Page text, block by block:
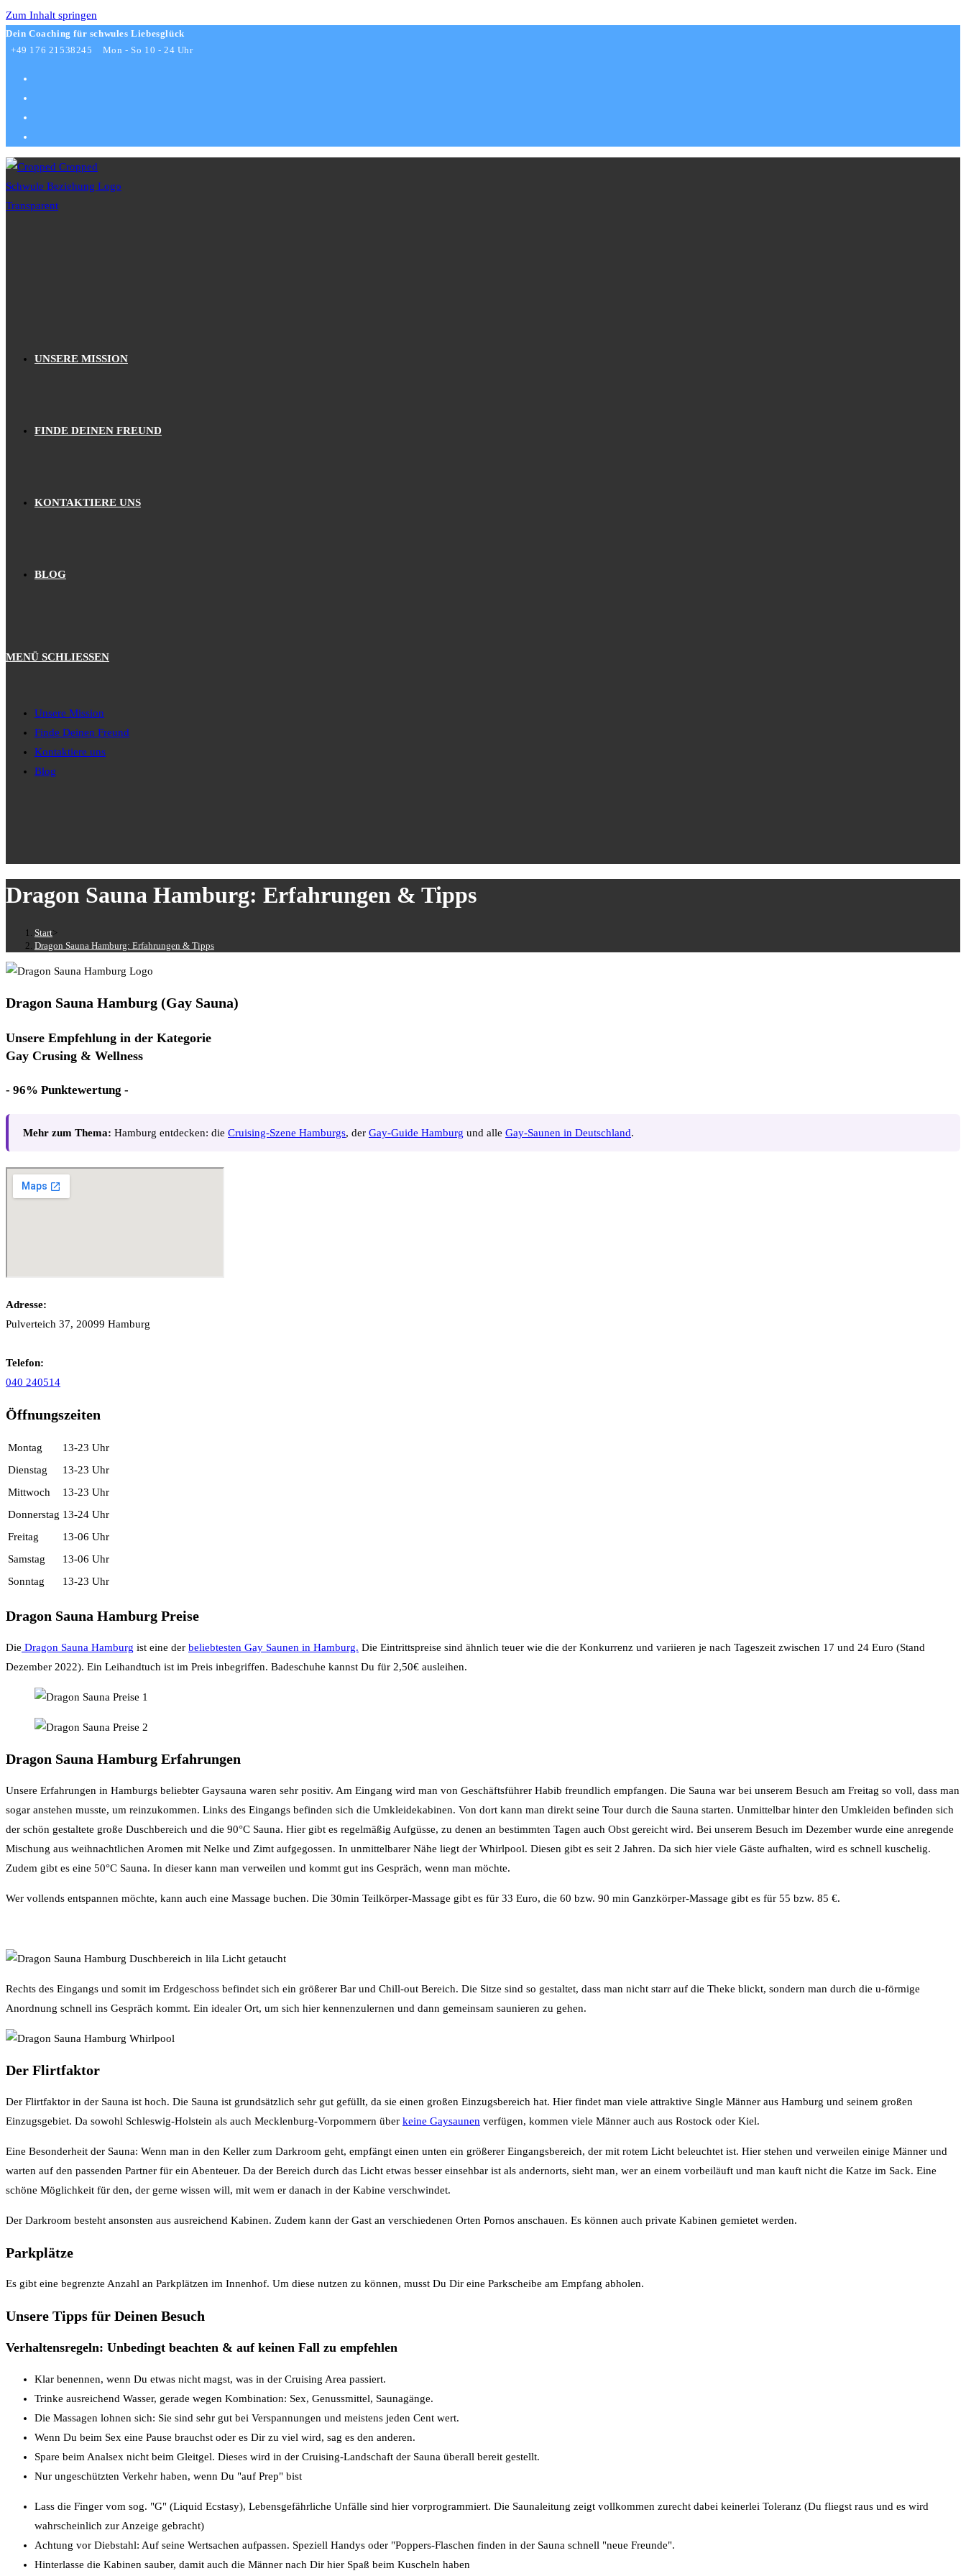
Zum Inhalt springen
Dein Coaching für schwules Liebesglück
+49 176 21538245
Mon - So 10 - 24 Uhr
UNSERE MISSION
FINDE DEINEN FREUND
KONTAKTIERE UNS
BLOG
MENÜ SCHLIESSEN
Unsere Mission
Finde Deinen Freund
Kontaktiere uns
Blog
Dragon Sauna Hamburg: Erfahrungen & Tipps
Start>
Dragon Sauna Hamburg: Erfahrungen & Tipps
Dragon Sauna Hamburg (Gay Sauna)
Unsere Empfehlung in der Kategorie
Gay Crusing & Wellness
- 96% Punktewertung -
Mehr zum Thema: Hamburg entdecken: die Cruising-Szene Hamburgs, der Gay-Guide Hamburg und alle Gay-Saunen in Deutschland.
Adresse:
Pulverteich 37, 20099 Hamburg
Telefon:
040 240514
Öffnungszeiten
Montag
13-23 Uhr
Dienstag
13-23 Uhr
Mittwoch
13-23 Uhr
Donnerstag 13-24 Uhr
Freitag
13-06 Uhr
Samstag
13-06 Uhr
Sonntag
13-23 Uhr
Dragon Sauna Hamburg Preise
Die Dragon Sauna Hamburg ist eine der beliebtesten Gay Saunen in Hamburg. Die Eintrittspreise sind ähnlich teuer wie die der Konkurrenz und variieren je nach Tageszeit zwischen 17 und 24 Euro (Stand
Dezember 2022). Ein Leihandtuch ist im Preis inbegriffen. Badeschuhe kannst Du für 2,50€ ausleihen.
Dragon Sauna Hamburg Erfahrungen
Unsere Erfahrungen in Hamburgs beliebter Gaysauna waren sehr positiv. Am Eingang wird man von Geschäftsführer Habib freundlich empfangen. Die Sauna war bei unserem Besuch am Freitag so voll, dass man
sogar anstehen musste, um reinzukommen. Links des Eingangs befinden sich die Umkleidekabinen. Von dort kann man direkt seine Tour durch die Sauna starten. Unmittelbar hinter den Umkleiden befinden sich
der schön gestaltete große Duschbereich und die 90°C Sauna. Hier gibt es regelmäßig Aufgüsse, zu denen an bestimmten Tagen auch Obst gereicht wird. Bei unserem Besuch im Dezember wurde eine anregende
Mischung aus weihnachtlichen Aromen mit Nelke und Zimt aufgegossen. In unmittelbarer Nähe liegt der Whirlpool. Diesen gibt es seit 2 Jahren. Da sich hier viele Gäste aufhalten, wird es schnell kuschelig.
Zudem gibt es eine 50°C Sauna. In dieser kann man verweilen und kommt gut ins Gespräch, wenn man möchte.
Wer vollends entspannen möchte, kann auch eine Massage buchen. Die 30min Teilkörper-Massage gibt es für 33 Euro, die 60 bzw. 90 min Ganzkörper-Massage gibt es für 55 bzw. 85 €.
Rechts des Eingangs und somit im Erdgeschoss befindet sich ein größerer Bar und Chill-out Bereich. Die Sitze sind so gestaltet, dass man nicht starr auf die Theke blickt, sondern man durch die u-förmige
Anordnung schnell ins Gespräch kommt. Ein idealer Ort, um sich hier kennenzulernen und dann gemeinsam saunieren zu gehen.
Der Flirtfaktor
Der Flirtfaktor in der Sauna ist hoch. Die Sauna ist grundsätzlich sehr gut gefüllt, da sie einen großen Einzugsbereich hat. Hier findet man viele attraktive Single Männer aus Hamburg und seinem großen
Einzugsgebiet. Da sowohl Schleswig-Holstein als auch Mecklenburg-Vorpommern über keine Gaysaunen verfügen, kommen viele Männer auch aus Rostock oder Kiel.
Eine Besonderheit der Sauna: Wenn man in den Keller zum Darkroom geht, empfängt einen unten ein größerer Eingangsbereich, der mit rotem Licht beleuchtet ist. Hier stehen und verweilen einige Männer und
warten auf den passenden Partner für ein Abenteuer. Da der Bereich durch das Licht etwas besser einsehbar ist als andernorts, sieht man, wer an einem vorbeiläuft und man kauft nicht die Katze im Sack. Eine
schöne Möglichkeit für den, der gerne wissen will, mit wem er danach in der Kabine verschwindet.
Der Darkroom besteht ansonsten aus ausreichend Kabinen. Zudem kann der Gast an verschiedenen Orten Pornos anschauen. Es können auch private Kabinen gemietet werden.
Parkplätze
Es gibt eine begrenzte Anzahl an Parkplätzen im Innenhof. Um diese nutzen zu können, musst Du Dir eine Parkscheibe am Empfang abholen.
Unsere Tipps für Deinen Besuch
Verhaltensregeln: Unbedingt beachten & auf keinen Fall zu empfehlen
Klar benennen, wenn Du etwas nicht magst, was in der Cruising Area passiert.
Trinke ausreichend Wasser, gerade wegen Kombination: Sex, Genussmittel, Saunagänge.
Die Massagen lohnen sich: Sie sind sehr gut bei Verspannungen und meistens jeden Cent wert.
Wenn Du beim Sex eine Pause brauchst oder es Dir zu viel wird, sag es den anderen.
Spare beim Analsex nicht beim Gleitgel. Dieses wird in der Cruising-Landschaft der Sauna überall bereit gestellt.
Nur ungeschützten Verkehr haben, wenn Du "auf Prep" bist
Lass die Finger vom sog. "G" (Liquid Ecstasy), Lebensgefährliche Unfälle sind hier vorprogrammiert. Die Saunaleitung zeigt vollkommen zurecht dabei keinerlei Toleranz (Du fliegst raus und es wird
wahrscheinlich zur Anzeige gebracht)
Achtung vor Diebstahl: Auf seine Wertsachen aufpassen. Speziell Handys oder "Poppers-Flaschen finden in der Sauna schnell "neue Freunde".
Hinterlasse die Kabinen sauber, damit auch die Männer nach Dir hier Spaß beim Kuscheln haben